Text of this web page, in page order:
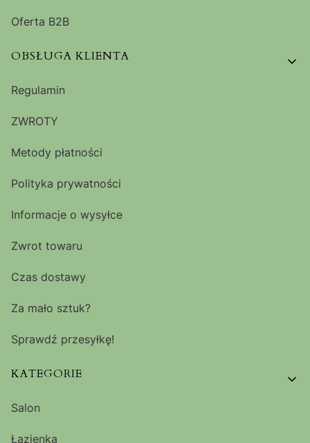
Oferta B2B
OBSŁUGA KLIENTA
Regulamin
ZWROTY
Metody płatności
Polityka prywatności
Informacje o wysyłce
Zwrot towaru
Czas dostawy
Za mało sztuk?
Sprawdź przesyłkę!
KATEGORIE
Salon
Łazienka